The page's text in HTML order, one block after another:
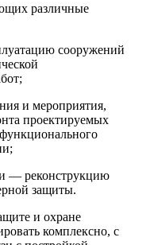
различ­ные
со­оружений
и меро­приятия,
проектируемых
— рекон­струкцию
защиты.
и охране
комп­лексно, с